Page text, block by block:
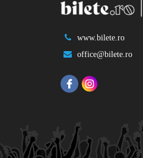
www.bilete.ro
office@bilete.ro